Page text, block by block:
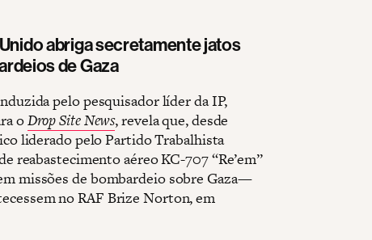
abriga secretamente jatos
de Gaza
pelo pesquisador líder da IP,
oDrop Site News, revela que, desde
liderado pelo Partido Trabalhista
reabastecimento aéreo KC-707 “Re’em”
missões de bombardeio sobre Gaza—
no RAF Brize Norton, em